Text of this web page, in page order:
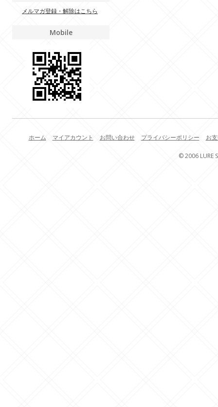
メルマガ登録・解除はこちら
Mobile
ホーム マイアカウント お問い合わせ プライバシーポリシー お
© 2006 LURE